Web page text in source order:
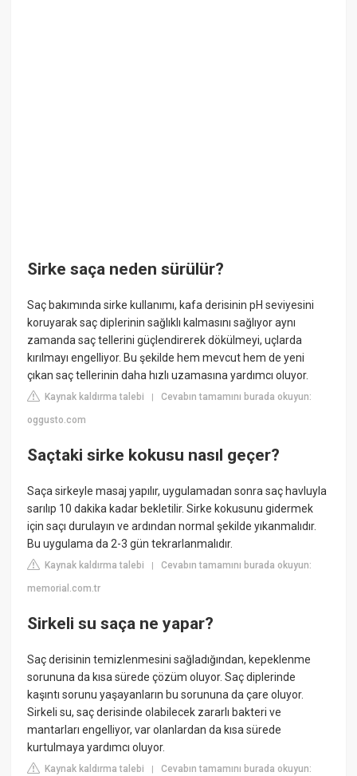
Sirke saça neden sürülür?
Saç bakımında sirke kullanımı, kafa derisinin pH seviyesini
koruyarak saç diplerinin sağlıklı kalmasını sağlıyor aynı
zamanda saç tellerini güçlendirerek dökülmeyi, uçlarda
kırılmayı engelliyor. Bu şekilde hem mevcut hem de yeni
çıkan saç tellerinin daha hızlı uzamasına yardımcı oluyor.
Kaynak kaldırma talebi |Cevabın tamamını burada okuyun:
oggusto.com
Saçtaki sirke kokusu nasıl geçer?
Saça sirkeyle masaj yapılır, uygulamadan sonra saç havluyla
sarılıp 10 dakika kadar bekletilir. Sirke kokusunu gidermek
için saçı durulayın ve ardından normal şekilde yıkanmalıdır.
Bu uygulama da 2-3 gün tekrarlanmalıdır.
Kaynak kaldırma talebi |Cevabın tamamını burada okuyun:
memorial.com.tr
Sirkeli su saça ne yapar?
Saç derisinin temizlenmesini sağladığından, kepeklenme
sorununa da kısa sürede çözüm oluyor. Saç diplerinde
kaşıntı sorunu yaşayanların bu sorununa da çare oluyor.
Sirkeli su, saç derisinde olabilecek zararlı bakteri ve
mantarları engelliyor, var olanlardan da kısa sürede
kurtulmaya yardımcı oluyor.
Kaynak kaldırma talebi |Cevabın tamamını burada okuyun: